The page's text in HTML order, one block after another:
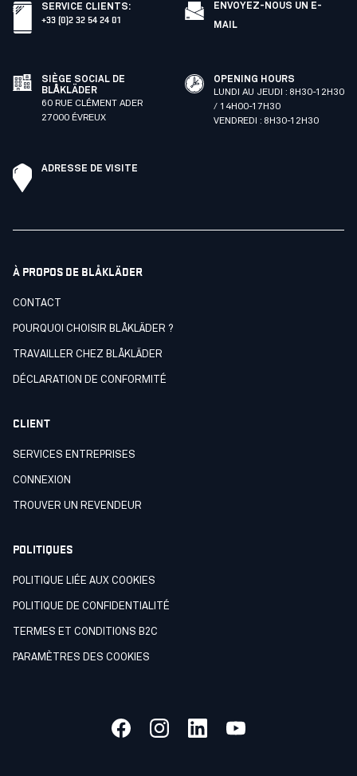
SERVICE CLIENTS:
+33 (0)2 32 54 24 01
ENVOYEZ-NOUS UN E-
MAIL
SIÈGE SOCIAL DE
BLÅKLÄDER
60 RUE CLÉMENT ADER
27000 ÉVREUX
OPENING HOURS
LUNDI AU JEUDI : 8H30-12H30
/ 14H00-17H30
VENDREDI : 8H30-12H30
ADRESSE DE VISITE
À PROPOS DE BLÅKLÄDER
CONTACT
POURQUOI CHOISIR BLÅKLÄDER ?
TRAVAILLER CHEZ BLÅKLÄDER
DÉCLARATION DE CONFORMITÉ
CLIENT
SERVICES ENTREPRISES
CONNEXION
TROUVER UN REVENDEUR
POLITIQUES
POLITIQUE LIÉE AUX COOKIES
POLITIQUE DE CONFIDENTIALITÉ
TERMES ET CONDITIONS B2C
PARAMÈTRES DES COOKIES